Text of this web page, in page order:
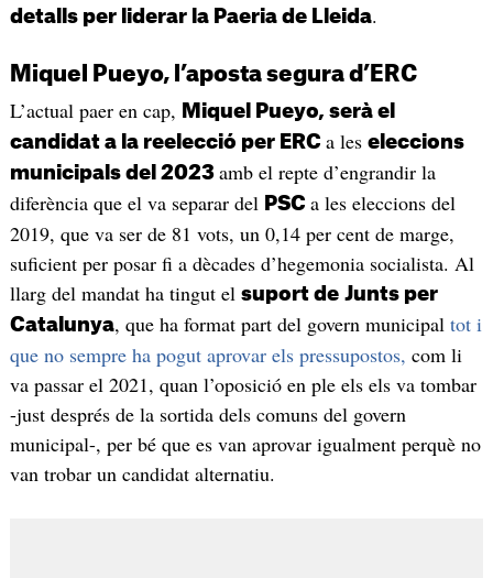
detalls per liderar la Paeria de Lleida.
Miquel Pueyo, l’aposta segura d’ERC
L’actual paer en cap, Miquel Pueyo, serà el
candidat a la reelecció per ERC a les eleccions
municipals del 2023 amb el repte d’engrandir la
diferència que el va separar del PSC a les eleccions del
2019, que va ser de 81 vots, un 0,14 per cent de marge,
suficient per posar fi a dècades d’hegemonia socialista. Al
llarg del mandat ha tingut el suport de Junts per
Catalunya, que ha format part del govern municipaltot i
que no sempre ha pogut aprovar els pressupostos, com li
va passar el 2021, quan l’oposició en ple els els va tombar
-just després de la sortida dels comuns del govern
municipal-, per bé que es van aprovar igualment perquè no
van trobar un candidat alternatiu.